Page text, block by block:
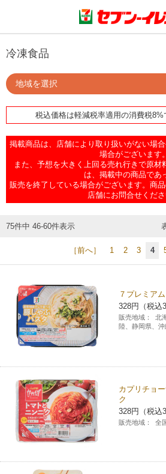
商品のご案内
商品のご案内トップ
今週の新商品
商品カテゴリ一覧
食の安全・安心への取組み
ギフト
プリペイドカード・金券
セール・キャンペーン
サービス
nanacoトップ
マルチコピー機でできることトップ
コピー
プリント
ファクス
チケット
宅配便
切手・はがき・印紙
ご利用可能なお支払い方法
各種料金のお支払い
チケットサービス
セブンチケット
チケットぴあ
イープラス
CNプレイガイド
セブン‐イレブンでお受取り
タワーレコード
セブンネットショッピング
停電時のサービス停止のお知らせ
企業情報トップ
ニュースリリース
企業理念
会社概要
沿革
国内店舗数
私たちの取組み
サステナビリティ
サステナビリティトップ
セブン＆アイ・ホールディングスの重点
サステナビリティ活動基本方針
GREEN CHALLENGE 2050
4VISIONS
加盟店オーナー募集
アルバイト情報
店舗検索
ネット
お問い合わせ
Language
English (Corporate)
中文[繁體字](服務)
冷凍食品
地域を選択
税込価格は軽減税率適用の消費税8%
掲載商品は、店舗により取り扱いがない場
場合がございます。
また、予想を大きく上回る売れ行きで原材
は、掲載中の商品であ
販売を終了している場合がございます。商
店舗にお問合せくださ
75件中 46-60件表示
［前へ］ 1 2 3 4
７プレミ
328円（税込
販売地域：
北
陸、静岡県、沖
カプリチョ
ク
328円（税込
販売地域： 全